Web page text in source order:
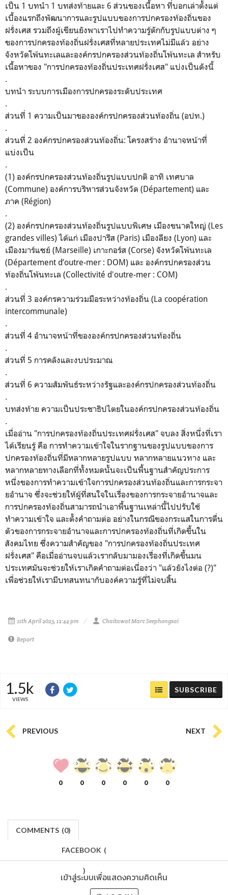
เป็น 1 บทนำ 1 บทส่งท้ายและ 6 ส่วนของเนื้อหา ที่บอกเล่าตั้งแต่
เบื้องแรกถึงพัฒนาการและรูปแบบของการปกครองท้องถิ่นของ
ฝรั่งเศส รวมถึงผู้เขียนยังพาเราไปทำความรู้ตักกับรูปแบบต่าง ๆ
ของการปกครองท้องถิ่นฝรั่งเศสที่หลายประเทศไม่มีแล้ว อย่าง
จังหวัดโพ้นทะเลและองค์กรปกครองส่วนท้องถิ่นโพ้นทะเล สำหรับ
เนื้อหาของ "การปกครองท้องถิ่นประเทศฝรั่งเศส" แบ่งเป็นดังนี้
.
บทนำ ระบบการเมืองการปกครองระดับประเทศ
.
ส่วนที่ 1 ความเป็นมาขององค์กรปกครองส่วนท้องถิ่น (อปท.)
.
ส่วนที่ 2 องค์กรปกครองส่วนท้องถิ่น: โครงสร้าง อำนาจหน้าที่
แบ่งเป็น
.
(1) องค์กรปกครองส่วนท้องถิ่นรูปแบบปกติ อาทิ เทศบาล
(Commune) องค์การบริหารส่วนจังหวัด (Département) และ
ภาค (Région)
.
(2) องค์กรปกครองส่วนท้องถิ่นรูปแบบพิเศษ เมืองขนาดใหญ่ (Les
grandes villes) ได้แก่ เมืองปารีส (Paris) เมืองลียง (Lyon) และ
เมืองมาร์แซย์ (Marseille) เกาะกอร์ส (Corse) จังหวัดโพ้นทะเล
(Département d’outre-mer : DOM) และ องค์กรปกครองส่วน
ท้องถิ่นโพ้นทะเล (Collectivité d'outre-mer : COM)
.
ส่วนที่ 3 องค์กรความร่วมมือระหว่างท้องถิ่น (La coopération
intercommunale)
.
ส่วนที่ 4 อำนาจหน้าที่ขององค์กรปกครองส่วนท้องถิ่น
.
ส่วนที่ 5 การคลังและงบประมาณ
.
ส่วนที่ 6 ความสัมพันธ์ระหว่างรัฐและองค์กรปกครองส่วนท้องถิ่น
.
บทส่งท้าย ความเป็นประชาธิปไตยในองค์กรปกครองส่วนท้องถิ่น
.
เมื่ออ่าน "การปกครองท้องถิ่นประเทศฝรั่งเศส" จบลง สิ่งหนึ่งที่เรา
ได้เรียนรู้ คือ การทำความเข้าใจในรากฐานของรูปแบบของการ
ปกครองท้องถิ่นที่มีหลากหลายรูปแบบ หลากหลายแนวทาง และ
หลากหลายทางเลือกที่ทั้งหมดนั้นจะเป็นพื้นฐานสำคัญประการ
หนึ่งของการทำความเข้าใจการปกครองส่วนท้องถิ่นและการกระจา
ยอำนาจ ซึ่งจะช่วยให้ผู้ที่สนใจในเรื่องของการกระจายอำนาจและ
การปกครองท้องถิ่นสามารถนำเอาพื้นฐานเหล่านี้ไปปรับใช้
ทำความเข้าใจ และตั้งคำถามต่อ อย่างในกรณีของกระแสในการตื่น
ตัวของการกระจายอำนาจและการปกครองท้องถิ่นที่เกิดขึ้นใน
สังคมไทย ซึ่งความสำคัญของ "การปกครองท้องถิ่นประเทศ
ฝรั่งเศส" คือเมื่ออ่านจบแล้วเรากลับมามองเรื่องที่เกิดขึ้นมน
ประเทศมันจะช่วยให้เราเกิดคำถามต่อเนื่องว่า "แล้วยังไงต่อ (?)"
เพื่อช่วยให้เรามีบทสนทนากับองค์ความรู้ที่ไม่จบสิ้น
11th April 2023, 12:44 pm Chaitawat Marc Seephongsai
Report
1.5k
VIEWS
SUBSCRIBE
PREVIOUS NEXT
0 0 0 0 0 0
COMMENTS (0)
FACEBOOK (
)
เข้าสู่ระบบเพื่อแสดงความคิดเห็น